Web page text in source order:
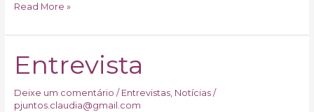
Read More »
Entrevista
Deixe um comentário / Entrevistas, Notícias/
pjuntos.claudia@gmail.com
Entrevista